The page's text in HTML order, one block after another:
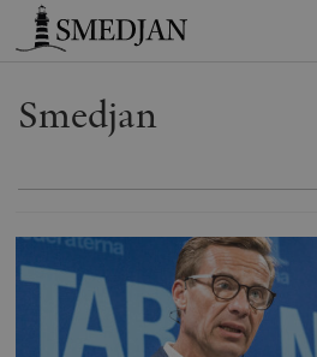
Timbro
Smedjan